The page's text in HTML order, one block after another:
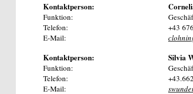
Kontaktperson:
Funktion:
Telefon:
+43
E-Mail:
Kontaktperson: Silvia
Funktion:
Telefon:
E-Mail: